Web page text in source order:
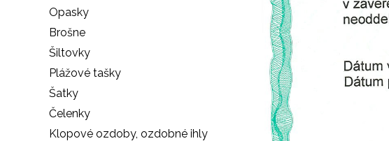
Opasky
Brošne
Šiltovky
Plážové tašky
Šatky
Čelenky
Klopové ozdoby, ozdobné ihly